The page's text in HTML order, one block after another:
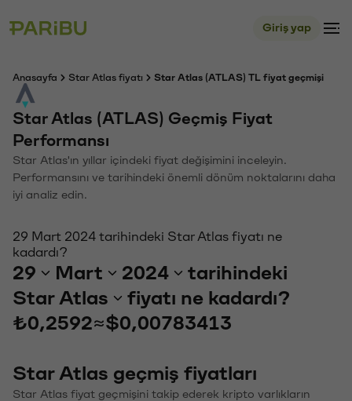
Giriş yap
Anasayfa Star Atlas fiyatı Star Atlas (ATLAS) TL fiyat geçmişi
Star Atlas (ATLAS) Geçmiş Fiyat
Performansı
Star Atlas'ın yıllar içindeki fiyat değişimini inceleyin.
Performansını ve tarihindeki önemli dönüm noktalarını daha
iyi analiz edin.
29 Mart 2024 tarihindeki Star Atlas fiyatı ne
kadardı?
29 Mart 2024
tarihindeki
Star Atlas
fiyatı ne kadardı?
₺0,2592≈$0,00783413
Star Atlas geçmiş fiyatları
Star Atlas fiyat geçmişini takip ederek kripto varlıkların